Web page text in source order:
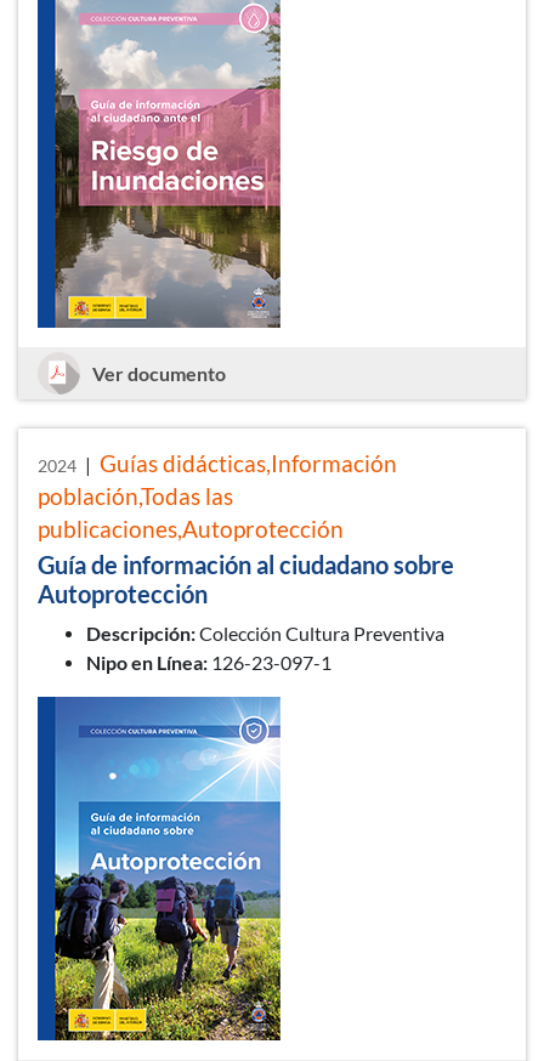
Ver documentoGuía de información al ciudadano
2024 | Guías didácticas,Información
población,Todas las
publicaciones,Autoprotección
Guía de información al ciudadano sobre
Autoprotección
Descripción:Colección Cultura Preventiva
Nipo en Línea: 126-23-097-1